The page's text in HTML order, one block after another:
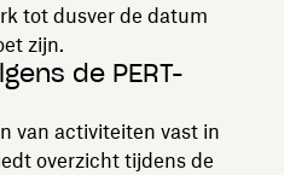
tot dusver de datum
zijn.
de PERT-
van activiteiten vast in
overzicht tijdens de